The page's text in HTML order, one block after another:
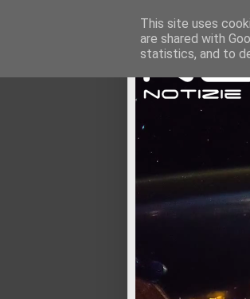
This site uses
are shared with
statistics, and to